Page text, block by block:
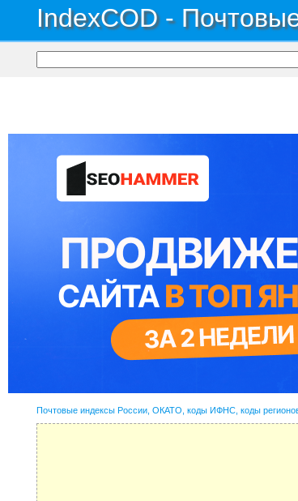
IndexCOD -
Почтовые индексы России, ОКАТО, коды ИФНС, коды